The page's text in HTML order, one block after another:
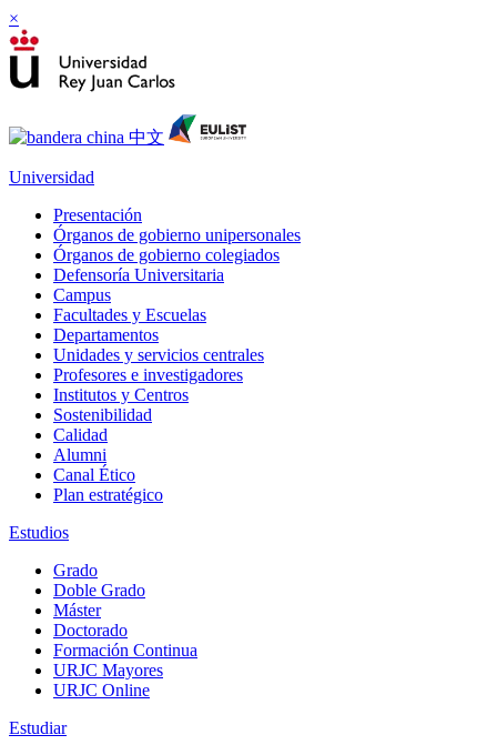
×
Universidad
Presentación
Órganos de gobierno unipersonales
Órganos de gobierno colegiados
Defensoría Universitaria
Campus
Facultades y Escuelas
Departamentos
Unidades y servicios centrales
Profesores e investigadores
Institutos y Centros
Sostenibilidad
Calidad
Alumni
Canal Ético
Plan estratégico
Estudios
Grado
Doble Grado
Máster
Doctorado
Formación Continua
URJC Mayores
URJC Online
Estudiar